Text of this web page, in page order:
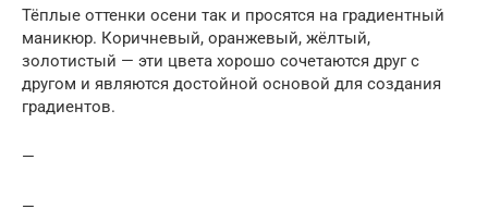
Тёплые оттенки осени так и просятся на градиентный
маникюр. Коричневый, оранжевый, жёлтый,
золотистый — эти цвета хорошо сочетаются друг с
другом и являются достойной основой для создания
градиентов.
—
—